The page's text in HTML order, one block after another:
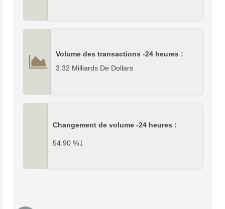
Volume des transactions -24 heures :
3.32 Milliards De Dollars
Changement de volume -24 heures :
54.90 %↓